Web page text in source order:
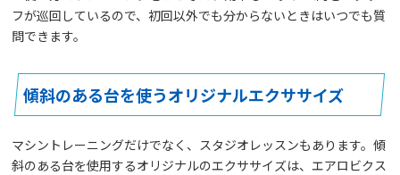
フが巡回しているので、初回以外でも分からないときはいつでも質
問できます。
傾斜のある台を使うオリジナルエクササイズ
マシントレーニングだけでなく、スタジオレッスンもあります。傾
斜のある台を使用するオリジナルのエクササイズは、エアロビクス